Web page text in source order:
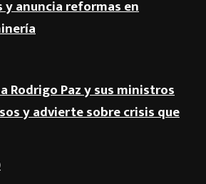
y anuncia reformas en
Rodrigo Paz y sus ministros
y advierte sobre crisis que